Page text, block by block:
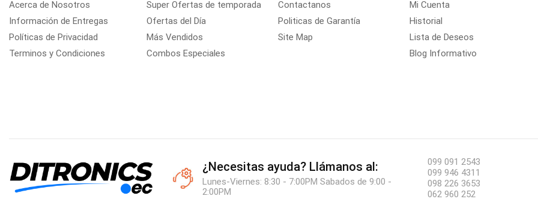
Acerca de Nosotros
Información de Entregas
Políticas de Privacidad
Terminos y Condiciones
Super Ofertas de temporada
Ofertas del Día
Más Vendidos
Combos Especiales
Contactanos
Politicas de Garantía
Site Map
Mi Cuenta
Historial
Lista de Deseos
Blog Informativo
¿Necesitas ayuda? Llámanos al:
Lunes-Viernes: 8:30 - 7:00PM Sabados de 9:00 -
2:00PM
099 091 2543
099 946 4311
098 226 3653
062 960 252